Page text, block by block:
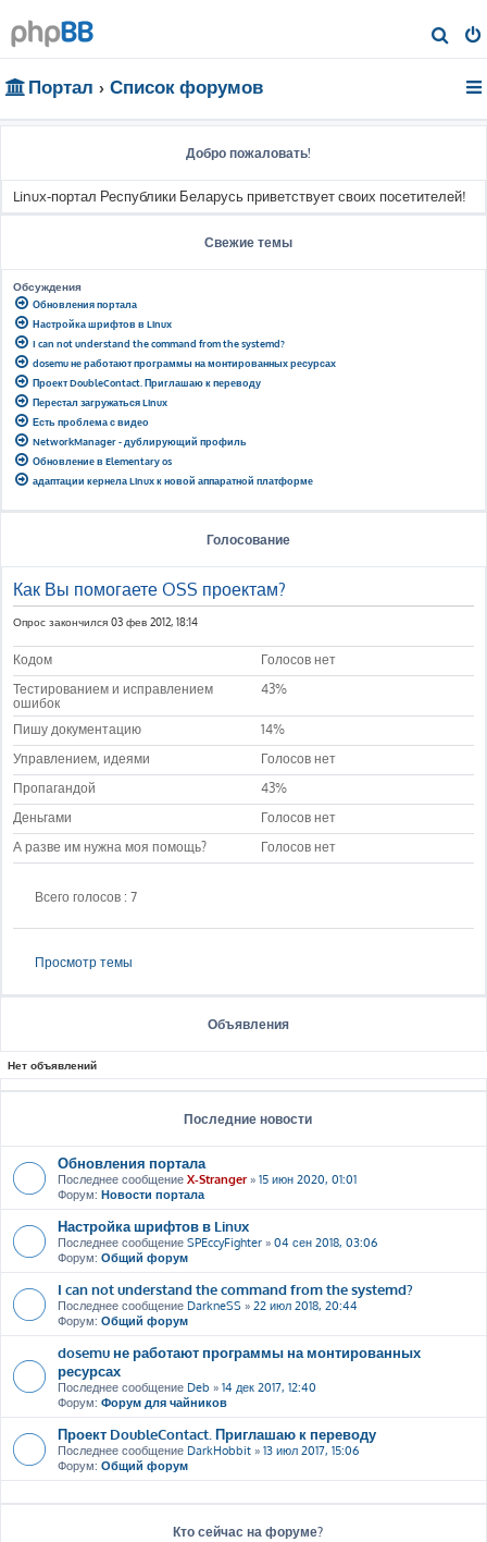
о
Портал Список форумов
Добро пожаловать!
Linux-портал Республики Беларусь приветствует своих посетителей!
Свежие темы
Обсуждения
Обновления портала
Настройка шрифтов в Linux
I can not understand the command from the systemd?
dosemu не работают программы на монтированных ресурсах
Проект DoubleContact. Приглашаю к переводу
Перестал загружаться Linux
Есть проблема с видео
NetworkManager - дублирующий профиль
Обновление в Elementary os
адаптации кернела Linux к новой аппаратной платформе
Голосование
Как Вы помогаете OSS проектам?
Опрос закончился 03 фев 2012, 18:14
Кодом
Голосов нет
Тестированием и исправлением
ошибок
43%
Пишу документацию
14%
Управлением, идеями
Голосов нет
Пропагандой
43%
Деньгами
Голосов нет
А разве им нужна моя помощь?
Голосов нет
Всего голосов : 7
Просмотр темы
Объявления
Нет объявлений
Последние новости
Обновления портала
Последнее сообщение X-Stranger» 15 июн 2020, 01:01
Форум: Новости портала
Настройка шрифтов в Linux
Последнее сообщение SPEccyFighter » 04 сен 2018, 03:06
Форум: Общий форум
I can not understand the command from the systemd?
Последнее сообщение DarkneSS » 22 июл 2018, 20:44
Форум: Общий форум
dosemu не работают программы на монтированных
ресурсах
Последнее сообщение Deb » 14 дек 2017, 12:40
Форум: Форум для чайников
Проект DoubleContact. Приглашаю к переводу
Последнее сообщение DarkHobbit » 13 июл 2017, 15:06
Форум: Общий форум
Кто сейчас на форуме?